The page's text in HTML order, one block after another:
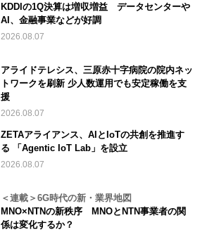
KDDIの1Q決算は増収増益 データセンターや
AI、金融事業などが好調
2026.08.07
アライドテレシス、三原赤十字病院の院内ネッ
トワークを刷新 少人数運用でも安定稼働を支
援
2026.08.07
ZETAアライアンス、AIとIoTの共創を推進す
る 「Agentic IoT Lab」を設立
2026.08.07
＜連載＞6G時代の新・業界地図
MNO×NTNの新秩序 MNOとNTN事業者の関
係は変化するか？